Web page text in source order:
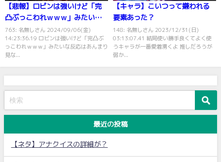
【悲報】ロビンは強いけど「完
凸ぶっこわれｗｗｗ」みたいな
反応はあんまり見ないな
763: 名無しさん 2024/09/06(金)
14:23:36.19 ロビンは強いけど「完凸ぶ
っこわれｗｗｗ」みたいな反応はあんまり
見な...
【キャラ】こいつって嫌われる
要素あった？
148: 名無しさん 2023/12/31(日)
03:13:07.41 結局使い勝手良くてよく使
うキャラが一番愛着湧くよ 推しだろうが
弱か...
最近の投稿
【ネタ】アナクイスの詳細が？